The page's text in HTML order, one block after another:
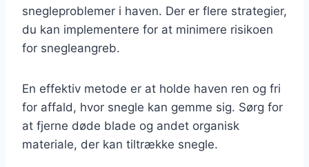
snegleproblemer i haven. Der er flere strategier,
du kan implementere for at minimere risikoen
for snegleangreb.
En effektiv metode er at holde haven ren og fri
for affald, hvor snegle kan gemme sig. Sørg for
at fjerne døde blade og andet organisk
materiale, der kan tiltrække snegle.